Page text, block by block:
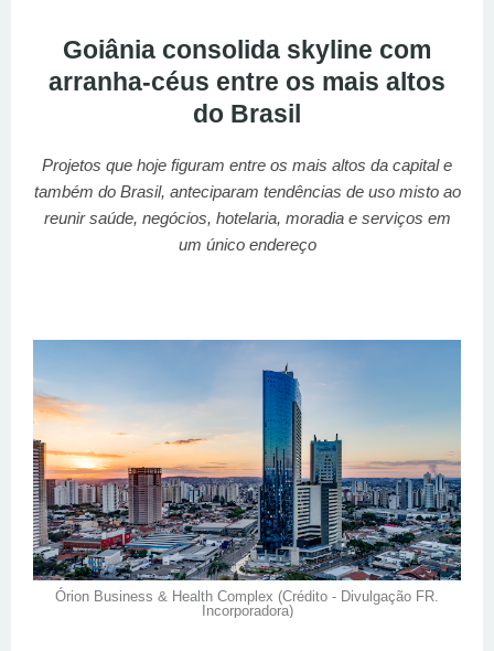
Goiânia consolida skyline com
arranha-céus entre os mais altos
do Brasil
Projetos que hoje figuram entre os mais altos da capital e
também do Brasil, anteciparam tendências de uso misto ao
reunir saúde, negócios, hotelaria, moradia e serviços em
um único endereço
Órion Business & Health Complex (Crédito - Divulgação FR.
Incorporadora)